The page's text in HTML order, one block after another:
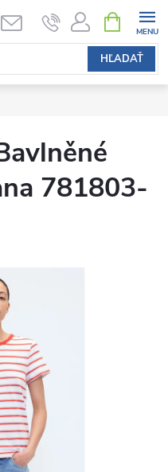
HĽADAŤ
KOŠÍK
781803-